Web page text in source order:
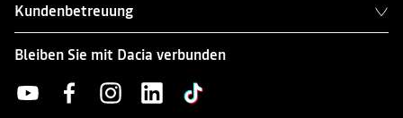
Kundenbetreuung
Bleiben Sie mit Dacia verbunden